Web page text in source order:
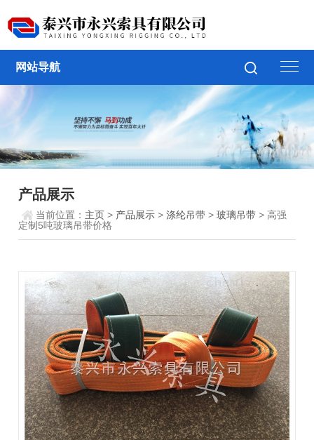
网站导航
产品展示
当前位置： 主页 > 产品展示 >涤纶吊带 >玻璃吊带 > 高强
定制5吨玻璃吊带价格